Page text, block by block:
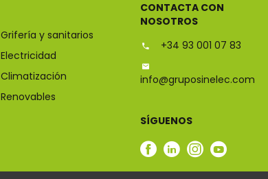
Grifería y sanitarios
Electricidad
Climatización
Renovables
CONTACTA CON
NOSOTROS
+34 93 001 07 83
info@gruposinelec.com
SÍGUENOS
Facebook
Sinelec
Linkedin
Sinelec
Instagram
Sinelec
Youtube
Sinelec